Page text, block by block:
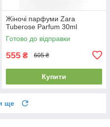
Жіночі парфуми Zara
Tuberose Parfum 30ml
Готово до відправки
555 ₴ 605 ₴
Купити
ще